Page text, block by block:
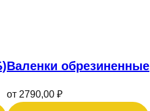
Валенки обрезиненные
от 2790,00 ₽
несколько
Опции